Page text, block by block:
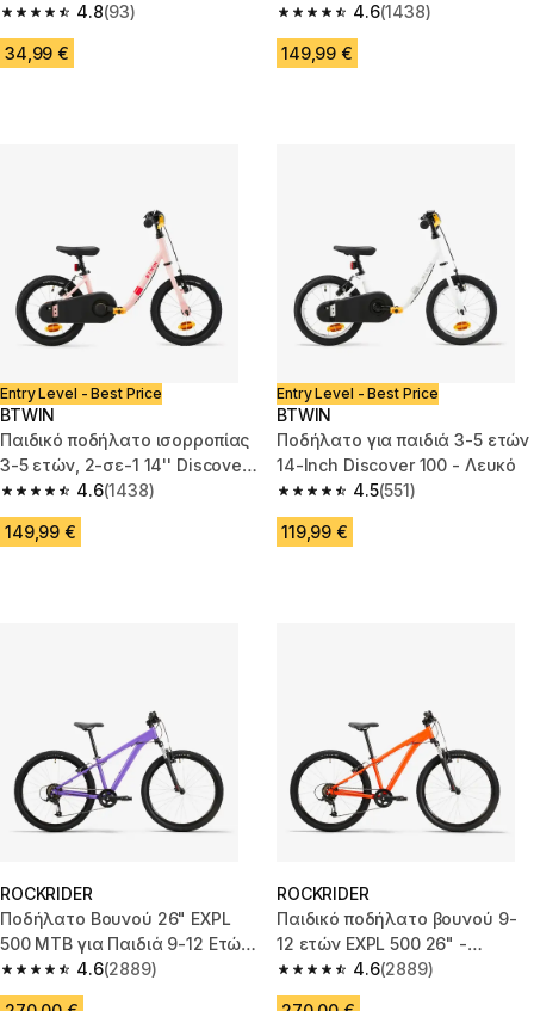
4.8
4.8 out of 5 stars from 93 reviews
(93)
34,99 €
500 - Κόκκινο
4.6
4.6 out of 5 stars from 1438
(1438)
149,99 €
Entry Level - Best Price
BTWIN
Παιδικό ποδήλατο ισορροπίας
3-5 ετών, 2-σε-1 14'' Discover
500 - Ροζ4.6
4.6 out of 5 stars from 1438 reviews
(1438)
149,99 €
Entry Level - Best Price
BTWIN
Ποδήλατο για παιδιά 3-5 ετών
14-Inch Discover 100 - Λευκό
4.5
4.5 out of 5 stars from 551
(551)
119,99 €
ROCKRIDER
Ποδήλατο Βουνού 26" EXPL
500 MTB για Παιδιά 9-12 Ετών
- Μωβ
4.6
4.6 out of 5 stars from 2889 reviews
(2889)
ROCKRIDER
Παιδικό ποδήλατο βουνού 9-
12 ετών EXPL 500 26" -
Πορτοκαλί4.6
4.6 out of 5 stars from 2889
(2889)